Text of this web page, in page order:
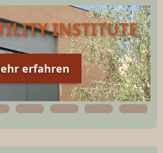
INSTITUTE
erfahren